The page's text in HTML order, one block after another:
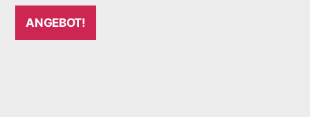
ANGEBOT!